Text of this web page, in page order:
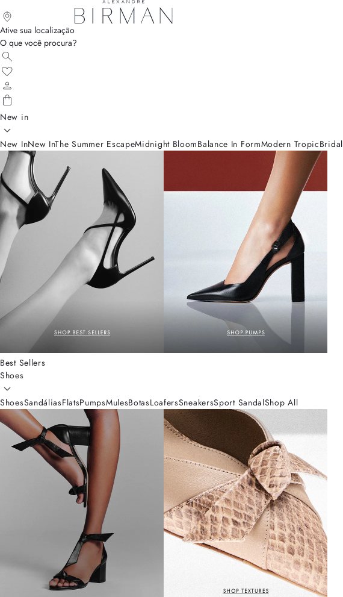
Ative sua localização
O que você procura?
New in
New InNew InThe Summer EscapeMidnight BloomBalance In FormModern TropicBridal
Best Sellers
Shoes
ShoesSandáliasFlatsPumpsMulesBotasLoafersSneakersSport SandalShop All